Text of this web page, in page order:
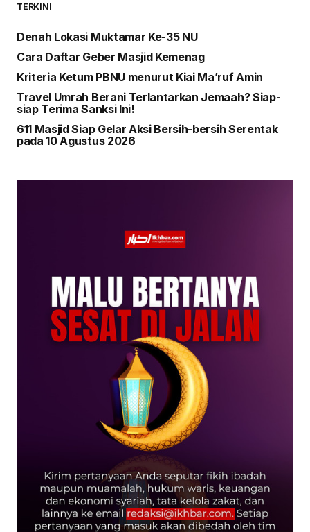
TERKINI
Denah Lokasi Muktamar Ke-35 NU
Cara Daftar Geber Masjid Kemenag
Kriteria Ketum PBNU menurut Kiai Ma’ruf Amin
Travel Umrah Berani Terlantarkan Jemaah? Siap-
siap Terima Sanksi Ini!
611 Masjid Siap Gelar Aksi Bersih-bersih Serentak
pada 10 Agustus 2026